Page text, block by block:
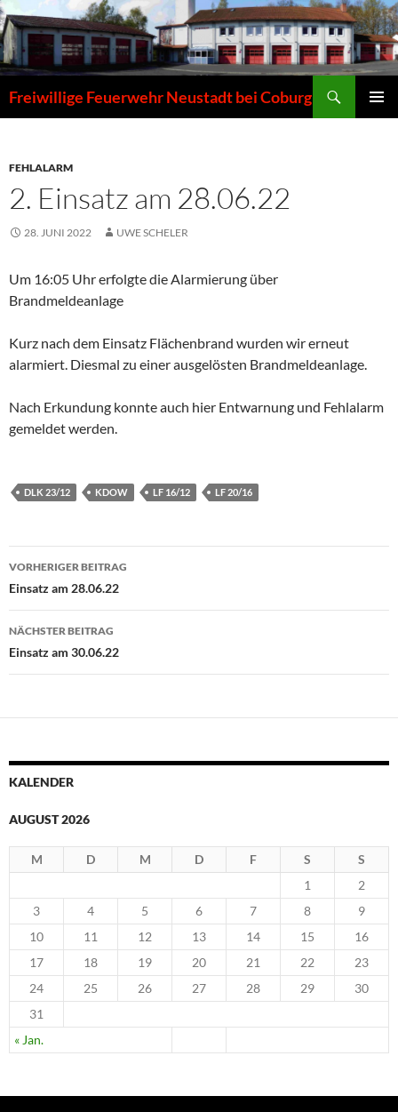
Zum
Inhalt
springen
Freiwillige Feuerwehr Neustadt bei Coburg
FEHLALARM
2. Einsatz am 28.06.22
28. JUNI 2022 UWE SCHELER
Um 16:05 Uhr erfolgte die Alarmierung über
Brandmeldeanlage
Kurz nach dem Einsatz Flächenbrand wurden wir erneut
alarmiert. Diesmal zu einer ausgelösten Brandmeldeanlage.
Nach Erkundung konnte auch hier Entwarnung und Fehlalarm
gemeldet werden.
DLK 23/12 KDOW LF 16/12 LF 20/16
Beitragsnavigation
VORHERIGER BEITRAG
Einsatz am 28.06.22
NÄCHSTER BEITRAG
Einsatz am 30.06.22
KALENDER
AUGUST 2026
M D M D F S S
« Jan.
1
2
3
4 5 6 7 8
9
10
11 12 13 14 15
16
17
18 19 20 21 22
23
24
25 26 27 28 29
30
31